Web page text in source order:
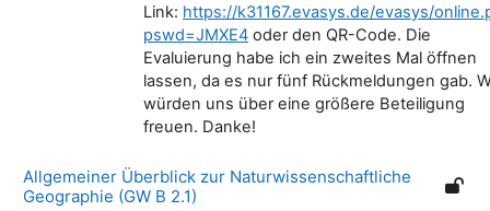
Link: https://k31167.evasys.de/evasys/
pswd=JMXE4 oder den QR-Code. Die
Evaluierung habe ich ein zweites Mal öffnen
lassen, da es nur fünf Rückmeldungen gab.
würden uns über eine größere Beteiligung
freuen. Danke!
Allgemeiner Überblick zur Naturwissenschaftliche
Geographie (GW B 2.1)